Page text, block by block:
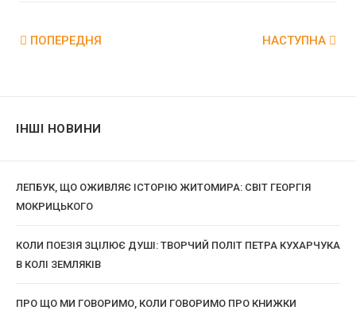
ПОПЕРЕДНЯ НАСТУПНА
ІНШІ НОВИНИ
ЛЕПБУК, ЩО ОЖИВЛЯЄ ІСТОРІЮ ЖИТОМИРА: СВІТ ГЕОРГІЯ
МОКРИЦЬКОГО
КОЛИ ПОЕЗІЯ ЗЦІЛЮЄ ДУШІ: ТВОРЧИЙ ПОЛІТ ПЕТРА КУХАРЧУКА
В КОЛІ ЗЕМЛЯКІВ
ПРО ЩО МИ ГОВОРИМО, КОЛИ ГОВОРИМО ПРО КНИЖКИ